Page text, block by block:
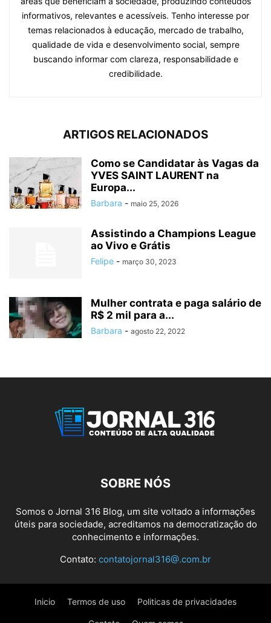
informativos, relevantes e acessíveis. Tenho interesse por
temas relacionados à educação, mercado de trabalho,
qualidade de vida e desenvolvimento social, sempre
buscando informar com clareza, responsabilidade e
credibilidade.
ARTIGOS RELACIONADOS
Como se Candidatar às Vagas da
YVES SAINT LAURENT na
Europa...
Barbara - maio 25, 2026
Assistindo a Champions League
ao Vivo e Grátis
Felipe - março 30, 2023
Mulher contrata e paga salário de
R$ 2 mil para a...
Barbara - agosto 22, 2022
SOBRE NÓS
Somos o Jornal 316 Blog, um site voltado a informações
úteis para sociedade, acreditamos na democratização do
conhecimento e informações.
Contato: contatojornal316@.com.br
Inicio Termos de uso Politicas de privacidades